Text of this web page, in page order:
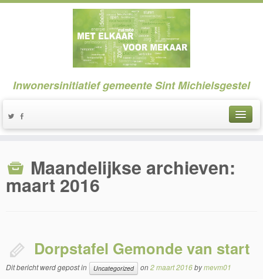
Inwonersinitiatief gemeente Sint Michielsgestel
Maandelijkse archieven:
maart 2016
Dorpstafel Gemonde van start
Dit bericht werd gepost in Uncategorized on2 maart 2016bymevm01